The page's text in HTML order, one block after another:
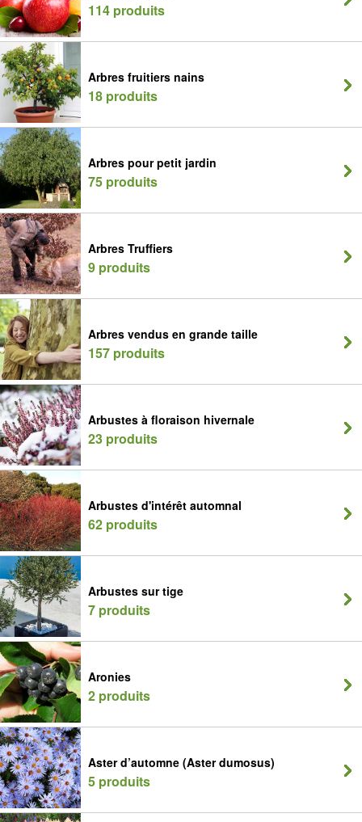
114 produits
Arbres fruitiers nains
18 produits
Arbres pour petit jardin
75 produits
Arbres Truffiers
9 produits
Arbres vendus en grande taille
157 produits
Arbustes à floraison hivernale
23 produits
Arbustes d'intérêt automnal
62 produits
Arbustes sur tige
7 produits
Aronies
2 produits
Aster d’automne (Aster dumosus)
5 produits